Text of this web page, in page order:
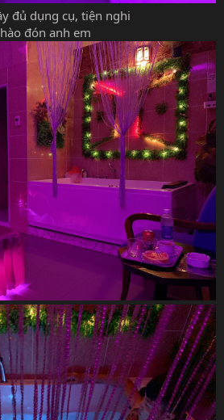
đủ dụng cụ, tiện nghi
đón anh em